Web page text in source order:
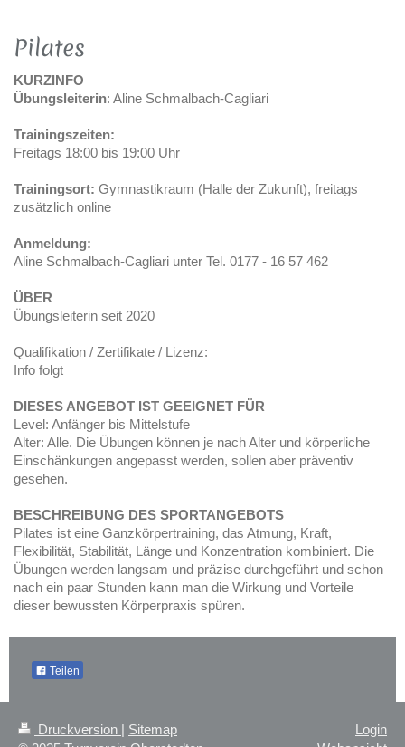
Pilates
KURZINFO
Übungsleiterin: Aline Schmalbach-Cagliari
Trainingszeiten:
Freitags 18:00 bis 19:00 Uhr
Trainingsort: Gymnastikraum (Halle der Zukunft), freitags
zusätzlich online
Anmeldung:
Aline Schmalbach-Cagliari unter Tel. 0177 - 16 57 462
ÜBER
Übungsleiterin seit 2020
Qualifikation / Zertifikate / Lizenz:
Info folgt
DIESES ANGEBOT IST GEEIGNET FÜR
Level: Anfänger bis Mittelstufe
Alter: Alle. Die Übungen können je nach Alter und körperliche
Einschänkungen angepasst werden, sollen aber präventiv
gesehen.
BESCHREIBUNG DES SPORTANGEBOTS
Pilates ist eine Ganzkörpertraining, das Atmung, Kraft,
Flexibilität, Stabilität, Länge und Konzentration kombiniert. Die
Übungen werden langsam und präzise durchgeführt und schon
nach ein paar Stunden kann man die Wirkung und Vorteile
dieser bewussten Körperpraxis spüren.
Teilen
Druckversion | Sitemap
Login